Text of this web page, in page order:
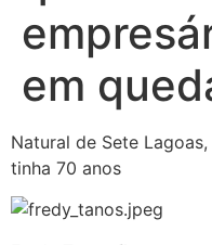
em
Natural de Sete
tinha 70 anos